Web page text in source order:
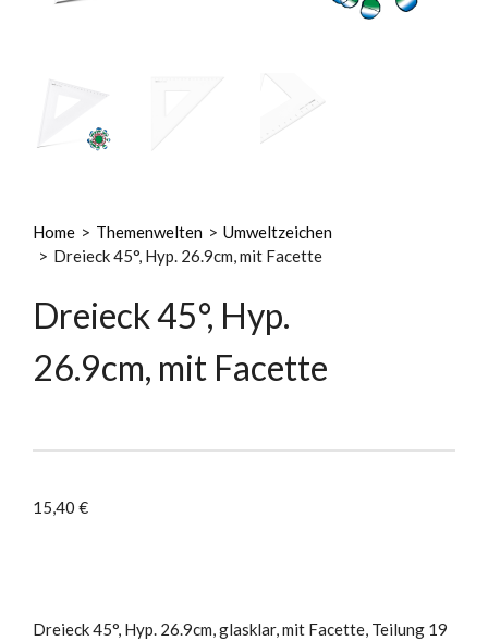
Home > Themenwelten > Umweltzeichen
> Dreieck 45°, Hyp. 26.9cm, mit Facette
Dreieck 45°, Hyp.
26.9cm, mit Facette
15,40 €
Dreieck 45°, Hyp. 26.9cm, glasklar, mit Facette, Teilung 19